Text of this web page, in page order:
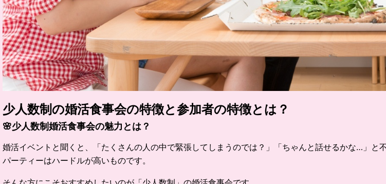
少人数制の婚活食事会の特徴と参加者の特徴とは？
🌸少人数制婚活食事会の魅力とは？
婚活イベントと聞くと、「たくさんの人の中で緊張してしまうのでは？」「ちゃんと話せるかな…」
パーティーはハードルが高いものです。